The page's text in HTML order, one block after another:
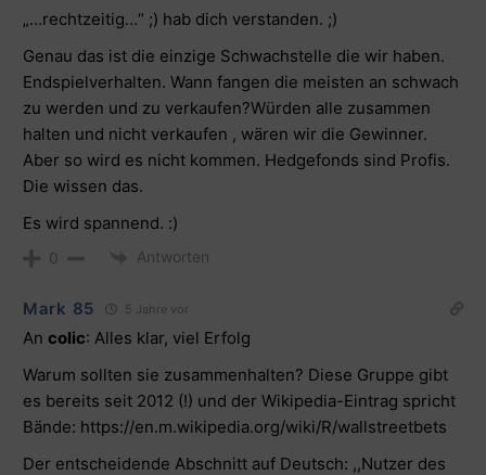
„…rechtzeitig…“ ;) hab dich verstanden. ;)
Genau das ist die einzige Schwachstelle die wir haben.
Endspielverhalten. Wann fangen die meisten an schwach
zu werden und zu verkaufen?Würden alle zusammen
halten und nicht verkaufen , wären wir die Gewinner.
Aber so wird es nicht kommen. Hedgefonds sind Profis.
Die wissen das.
Es wird spannend. :)
0 Antworten
Mark 85 5 Jahre vor
An colic: Alles klar, viel Erfolg
Warum sollten sie zusammenhalten? Diese Gruppe gibt
es bereits seit 2012 (!) und der Wikipedia-Eintrag spricht
Bände: https://en.m.wikipedia.org/wiki/R/wallstreetbets
Der entscheidende Abschnitt auf Deutsch: ,,Nutzer des